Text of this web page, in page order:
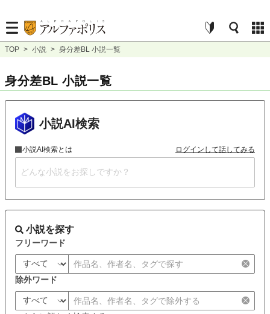
TOP > 小説 > 身分差BL 小説一覧
身分差BL 小説一覧
小説AI検索
小説AI検索とは ログインして話してみる
小説を探す
フリーワード
除外ワード